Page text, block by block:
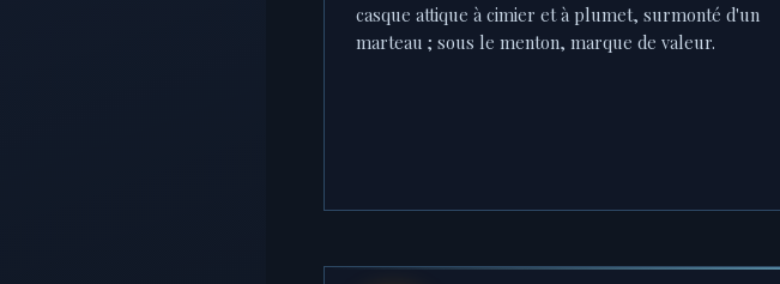
casque attique à cimier et à plumet, surmonté d'un
marteau ; sous le menton, marque de valeur.